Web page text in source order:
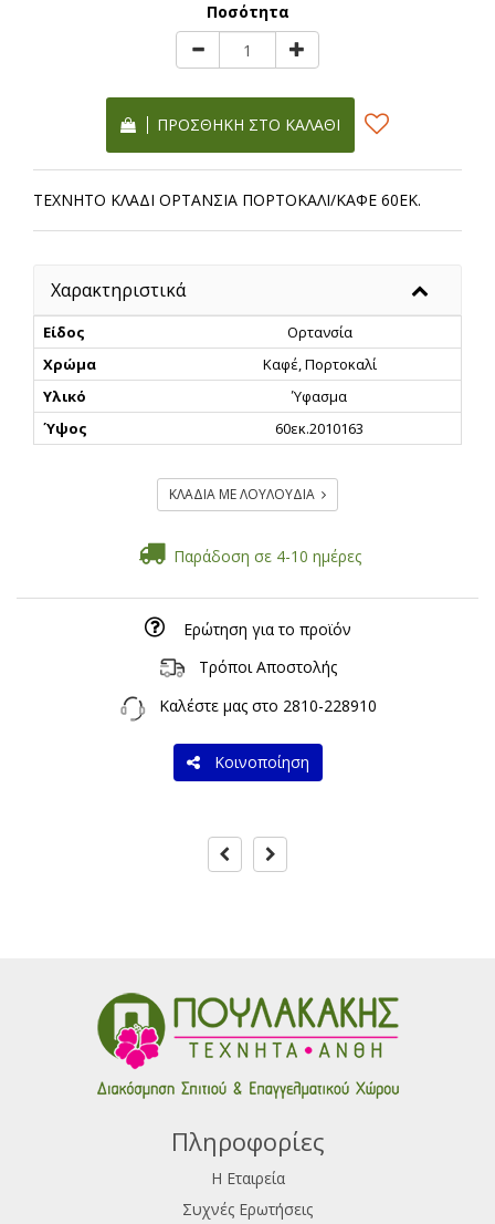
Ποσότητα
ΠΡΟΣΘΉΚΗ ΣΤΟ ΚΑΛΆΘΙ
ΤΕΧΝΗΤΟ ΚΛΑΔΙ ΟΡΤΑΝΣΙΑ ΠΟΡΤΟΚΑΛΙ/ΚΑΦΕ 60ΕΚ.
Χαρακτηριστικά
Είδος
Ορτανσία
Χρώμα
Καφέ, Πορτοκαλί
Υλικό
Ύφασμα
Ύψος
60εκ.2010163
ΚΛΑΔΙΑ ΜΕ ΛΟΥΛΟΥΔΙΑ
Παράδοση σε 4-10 ημέρες
Ερώτηση για το προϊόν
Τρόποι Αποστολής
Καλέστε μας στο 2810-228910
Κοινοποίηση
Πληροφορίες
Η Εταιρεία
Συχνές Ερωτήσεις